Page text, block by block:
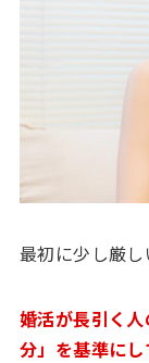
最初に少し厳し
婚活が長引く
分」を基準にし